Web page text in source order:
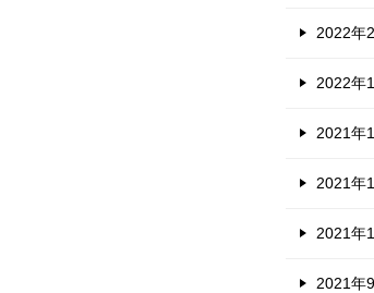
2022年
2022年
2021年
2021年
2021年
2021年